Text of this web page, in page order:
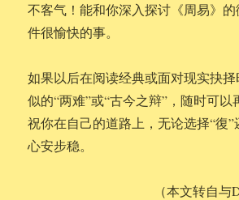
不客气！能和你深入探讨《周易》
件很愉快的事。
如果以后在阅读经典或面对现实抉
似的“两难”或“古今之辩”，随时可以
祝你在自己的道路上，无论选择“復”
心安步稳。
（本文转自与